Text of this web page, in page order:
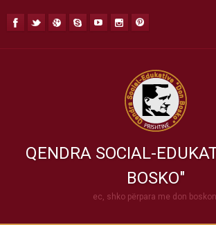
QENDRA SOCIAL-
BOSKO"
ec, shko përpara me don